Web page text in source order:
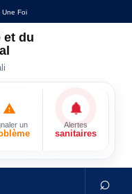
Une Foi
et du
un Alertes
sanitaires
⌕